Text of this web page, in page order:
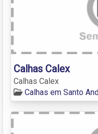
Calhas Calex
Calhas Calex
Calhas em Santo